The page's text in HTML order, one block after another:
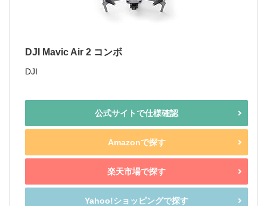
DJI Mavic Air 2 コンボ
DJI
公式サイトで仕様確認
Amazonで探す
楽天市場で探す
Yahoo!ショッピングで探す